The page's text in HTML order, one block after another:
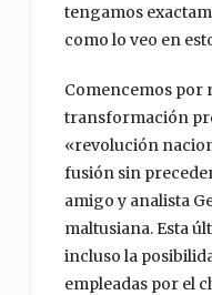
tengamos
como lo veo en
Comencemos por
transformación
«revolución
fusión sin
amigo y analista
maltusiana. Esta
incluso la
empleadas por el